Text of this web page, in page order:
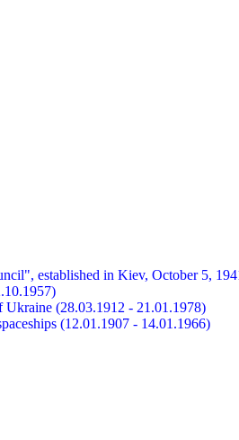
established in Kiev, October 5,
(28.03.1912 - 21.01.1978)
(12.01.1907 - 14.01.1966)